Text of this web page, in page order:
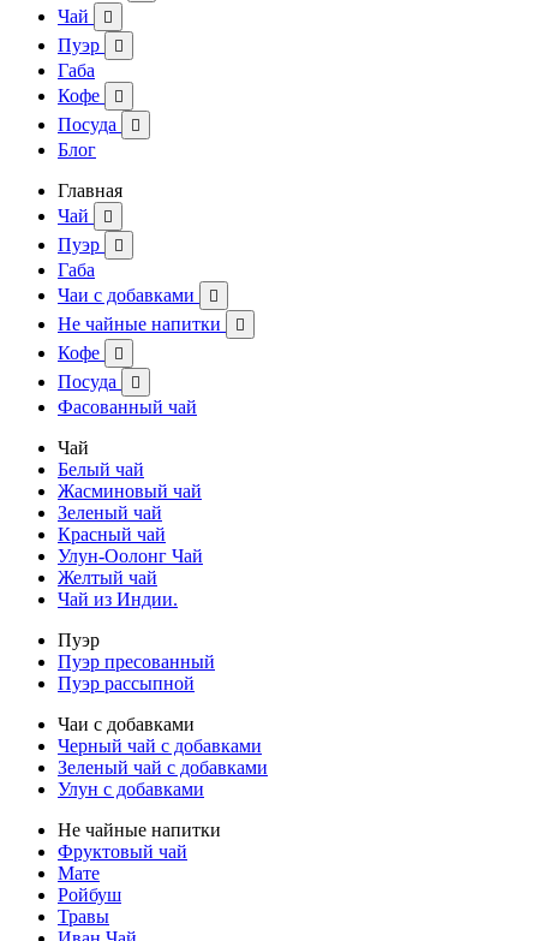
Чай 
Пуэр 
Габа
Кофе

Посуда 
Блог
Главная
Чай

Пуэр 
Габа
Чаи с добавками

Не чайные напитки 
Кофе 
Посуда 
Фасованный чай
Чай
Белый чай
Жасминовый чай
Зеленый чай
Красный чай
Улун-Оолонг Чай
Желтый чай
Чай из Индии.
Пуэр
Пуэр пресованный
Пуэр рассыпной
Чаи с добавками
Черный чай с добавками
Зеленый чай с добавками
Улун с добавками
Не чайные напитки
Фруктовый чай
Мате
Ройбуш
Травы